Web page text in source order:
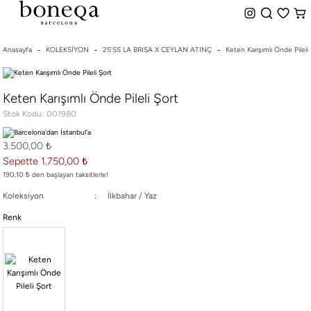
%50 ye Varan İndirim Hemen Teslim Seçeneği
Anasayfa KOLEKSİYON 25'SS LA BRISA X CEYLAN ATINÇ Keten Karışımlı Önde
Keten Karışımlı Önde Pileli Şort
Stok Kodu 001980
3.500,00 ₺
Sepette 1.750,00 ₺
190,10 ₺ den başlayan taksitlerle!
Koleksiyon İlkbahar / Yaz
Renk
26 SS İLKBAHAR-YAZ
25/26 SONBAHAR-KIŞ
TÜM KOLEKSİYONLAR
ELBİSE
BLUZ & GÖMLEK
CEKET & YELEK
ETEK
PANTOLON
TAYT & ŞORT
TiŞÖRT
SPOR KOLEKSİYON